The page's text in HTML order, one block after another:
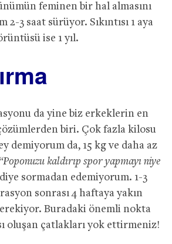
feminen bir hal almasını
3 saat sürüyor. Sıkıntısı 1 aya
ise 1 yıl.
da yine biz erkeklerin en
biri. Çok fazla kilosu
demiyorum da, 15 kg ve daha az
kaldırıp spor yapmayı niye
diye sormadan edemiyorum. 1-3
sonrası 4 haftaya yakın
Buradaki önemli nokta
oluşan çatlakları yok ettirmeniz!